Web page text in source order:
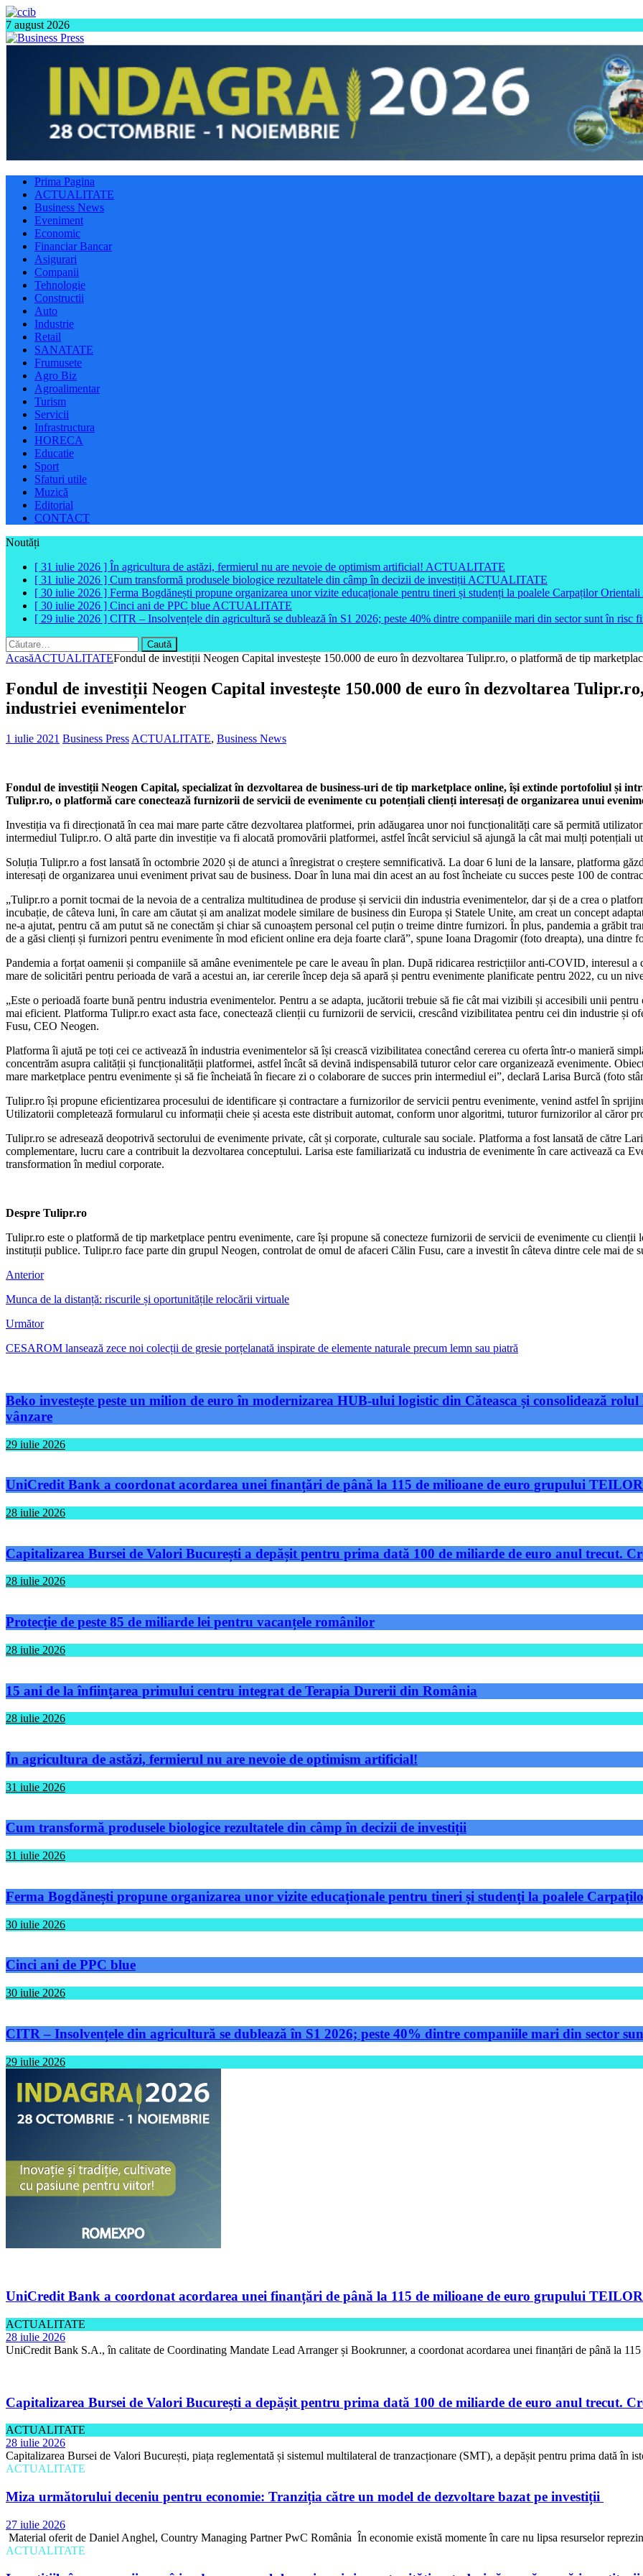
7 august 2026
Prima Pagina
ACTUALITATE
Business News
Eveniment
Economic
Financiar Bancar
Asigurari
Companii
Tehnologie
Constructii
Auto
Industrie
Retail
SANATATE
Frumusete
Agro Biz
Agroalimentar
Turism
Servicii
Infrastructura
HORECA
Educatie
Sport
Sfaturi utile
Muzică
Editorial
CONTACT
Noutăți
[ 31 iulie 2026 ] În agricultura de astăzi, fermierul nu are nevoie de optimism artificial! ACTUALITATE
[ 31 iulie 2026 ] Cum transformă produsele biologice rezultatele din câmp în decizii de investiții ACTUALITATE
[ 30 iulie 2026 ] Ferma Bogdănești propune organizarea unor vizite educaționale pentru tineri și studenți la poalele Carpaților Orientali
[ 30 iulie 2026 ] Cinci ani de PPC blue ACTUALITATE
[ 29 iulie 2026 ] CITR – Insolvențele din agricultură se dublează în S1 2026; peste 40% dintre companiile mari din sector sunt în risc
Caută
după:
AcasăACTUALITATEFondul de investiții Neogen Capital investește 150.000 de euro în dezvoltarea Tulipr.ro, o platformă de tip
Fondul de investiții Neogen Capital investește 150.000 de euro în dezvoltarea
industriei evenimentelor
1 iulie 2021 Business Press ACTUALITATE, Business News
Fondul de investiții Neogen Capital, specializat în dezvoltarea de business-uri de tip marketplace online, își extinde portofoliul și
Tulipr.ro, o platformă care conectează furnizorii de servicii de evenimente cu potențiali clienți interesați de organizarea unui
Investiția va fi direcționată în cea mai mare parte către dezvoltarea platformei, prin adăugarea unor noi funcționalități care să permită
intermediul Tulipr.ro. O altă parte din investiție va fi alocată promovării platformei, astfel încât serviciul să ajungă la cât mai mulți potențiali
Soluția Tulipr.ro a fost lansată în octombrie 2020 și de atunci a înregistrat o creștere semnificativă. La doar 6 luni de la lansare, platforma
interesați de organizarea unui eveniment privat sau de business. Doar în luna mai din acest an au fost încheiate cu succes peste 100 de
„Tulipr.ro a pornit tocmai de la nevoia de a centraliza multitudinea de produse și servicii din industria evenimentelor, dar și de a crea o
incubație, de câteva luni, în care am căutat și am analizat modele similare de business din Europa și Statele Unite, am creat un concept
ne-a ajutat, pentru că am putut să ne conectăm și chiar să cunoaștem personal cel puțin o treime dintre furnizori. În plus, pandemia a grăbit
de a găsi clienți și furnizori pentru evenimente în mod eficient online era deja foarte clară”, spune Ioana Dragomir (foto dreapta), una dintre
Pandemia a forțat oamenii și companiile să amâne evenimentele pe care le aveau în plan. După ridicarea restricțiilor anti-COVID, interesul
mare de solicitări pentru perioada de vară a acestui an, iar cererile încep deja să apară și pentru evenimente planificate pentru 2022, cu un
„Este o perioadă foarte bună pentru industria evenimentelor. Pentru a se adapta, jucătorii trebuie să fie cât mai vizibili și accesibili unii
mai eficient. Platforma Tulipr.ro exact asta face, conectează clienții cu furnizorii de servicii, crescând vizibilitatea pentru cei din industrie și
Fusu, CEO Neogen.
Platforma îi ajută pe toți cei ce activează în industria evenimentelor să își crească vizibilitatea conectând cererea cu oferta într-o manieră
concentrăm asupra calității și funcționalității platformei, astfel încât să devină indispensabilă tuturor celor care organizează evenimente.
mare marketplace pentru evenimente și să fie încheiată în fiecare zi o colaborare de succes prin intermediul ei”, declară Larisa Burcă (foto
Tulipr.ro își propune eficientizarea procesului de identificare și contractare a furnizorilor de servicii pentru evenimente, venind astfel în
Utilizatorii completează formularul cu informații cheie și acesta este distribuit automat, conform unor algoritmi, tuturor furnizorilor al căror
Tulipr.ro se adresează deopotrivă sectorului de evenimente private, cât și corporate, culturale sau sociale. Platforma a fost lansată de către
complementare, lucru care a contribuit la dezvoltarea conceptului. Larisa este familiarizată cu industria de evenimente în care activează ca
transformation în mediul corporate.
Despre Tulipr.ro
Tulipr.ro este o platformă de tip marketplace pentru evenimente, care își propune să conecteze furnizorii de servicii de evenimente cu clienții
instituții publice. Tulipr.ro face parte din grupul Neogen, controlat de omul de afaceri Călin Fusu, care a investit în câteva dintre cele mai de
Anterior
Munca de la distanță: riscurile și oportunitățile relocării virtuale
Următor
CESAROM lansează zece noi colecții de gresie porțelanată inspirate de elemente naturale precum lemn sau piatră
Beko investește peste un milion de euro în modernizarea HUB-ului logistic din Căteasca și consolidează
vânzare
29 iulie 2026
UniCredit Bank a coordonat acordarea unei finanțări de până la 115 de milioane de euro grupului TEILOR
28 iulie 2026
Capitalizarea Bursei de Valori București a depășit pentru prima dată 100 de miliarde de euro anul trecut.
28 iulie 2026
Protecție de peste 85 de miliarde lei pentru vacanțele românilor
28 iulie 2026
15 ani de la înființarea primului centru integrat de Terapia Durerii din România
28 iulie 2026
În agricultura de astăzi, fermierul nu are nevoie de optimism artificial!
31 iulie 2026
Cum transformă produsele biologice rezultatele din câmp în decizii de investiții
31 iulie 2026
Ferma Bogdănești propune organizarea unor vizite educaționale pentru tineri și studenți la poalele
30 iulie 2026
Cinci ani de PPC blue
30 iulie 2026
CITR – Insolvențele din agricultură se dublează în S1 2026; peste 40% dintre companiile mari din sector
29 iulie 2026
UniCredit Bank a coordonat acordarea unei finanțări de până la 115 de milioane de euro grupului TEILOR
ACTUALITATE
28 iulie 2026
UniCredit Bank S.A., în calitate de Coordinating Mandate Lead Arranger și Bookrunner, a coordonat acordarea unei finanțări de până la 115
Capitalizarea Bursei de Valori București a depășit pentru prima dată 100 de miliarde de euro anul trecut.
ACTUALITATE
28 iulie 2026
Capitalizarea Bursei de Valori București, piața reglementată și sistemul multilateral de tranzacționare (SMT), a depășit pentru prima dată în
ACTUALITATE
Miza următorului deceniu pentru economie: Tranziția către un model de dezvoltare bazat pe investiții
27 iulie 2026
Material oferit de Daniel Anghel, Country Managing Partner PwC România În economie există momente în care nu lipsa resurselor
ACTUALITATE